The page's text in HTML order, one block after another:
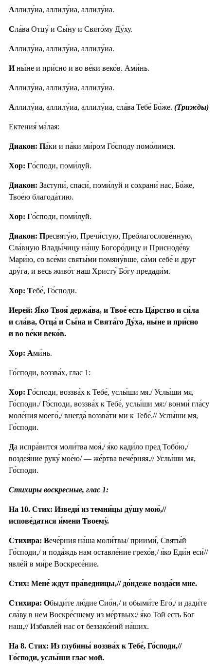
Аллилу́иа, аллилу́иа, аллилу́иа.
Сла́ва Отцу́ и Сы́ну и Свято́му Ду́ху.
Аллилу́иа, аллилу́иа, аллилу́иа.
Ины́не и при́сно и во ве́ки веко́в. Ами́нь.
Аллилу́иа, аллилу́иа, аллилу́иа.
Аллилу́иа, аллилу́иа, аллилу́иа, сла́ва Тебе́ Бо́же. (Трижды)
Ектения́ ма́лая:
Диакон: Па́ки и па́ки ми́ром Го́споду помо́лимся.
Хор: Го́споди, поми́луй.
Диакон: Заступи́, спаси́, поми́луй и сохрани́ нас, Бо́же,
Твое́ю благода́тию.
Хор: Го́споди, поми́луй.
Диакон: Пресвяту́ю, Пречи́стую, Преблагослове́нную,
Сла́вную Влады́чицу на́шу Богоро́дицу и Присноде́ву
Мари́ю, со все́ми святы́ми помяну́вше, са́ми себе́ и друг
дру́га, и весь живо́т наш Христу́ Бо́гу предади́м.
Хор: Тебе́, Го́споди.
Иерей: Я́ко Твоя́ держа́ва, и Твое́ есть Ца́рство и си́ла
и сла́ва, Отца́ и Сы́на и Свята́го Ду́ха, ны́не и при́сно
и во ве́ки веко́в.
Хор: Ами́нь.
Го́споди, воззва́х, глас 1:
Хор: Го́споди, воззва́х к Тебе́, услы́ши мя./ Услы́ши мя,
Го́споди./ Го́споди, воззва́х к Тебе́, услы́ши мя:/ вонми́ гла́су
моле́ния моего́,/ внегда́ воззва́ти ми к Тебе́.// Услы́ши мя,
Го́споди.
Да испра́вится моли́тва моя́,/ я́ко кади́ло пред Тобо́ю,/
воздея́ние руку́ мое́ю/ — же́ртва вече́рняя.// Услы́ши мя,
Го́споди.
Стихиры воскресные, глас 1:
На 10. Стих: Изведи́ из темни́цы ду́шу мою́,//
испове́датися и́мени Твоему́.
Стихира: Вече́рния на́ша моли́твы/ приими́, Святы́й
Го́споди,/ и пода́ждь нам оставле́ние грехо́в,/ я́ко Еди́н еси́//
явле́й в ми́ре Воскресе́ние.
Стих: Мене́ ждут пра́ведницы,// до́ндеже возда́си мне.
Стихира: Обыди́те лю́дие Сио́н,/ и обыми́те Его́,/ и дади́те
сла́ву в нем Воскре́сшему из ме́ртвых:/ я́ко Той есть Бог
наш,// Избавле́й нас от беззако́ний на́ших.
На 8. Стих: Из глубины́ воззва́х к Тебе́, Го́споди,//
Го́споди, услы́ши глас мой.